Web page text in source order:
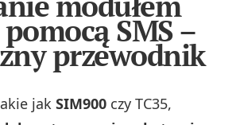
SMS –
przewodnik
jakSIM900 czy TC35,